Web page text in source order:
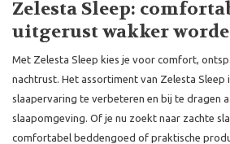
Zelesta Sleep:
uitgerust wakker
Met Zelesta Sleep kies je voor comfort,
nachtrust. Het assortiment van Zelesta
slaapervaring te verbeteren en bij te dragen
slaapomgeving. Of je nu zoekt naar zachte
comfortabel beddengoed of praktische